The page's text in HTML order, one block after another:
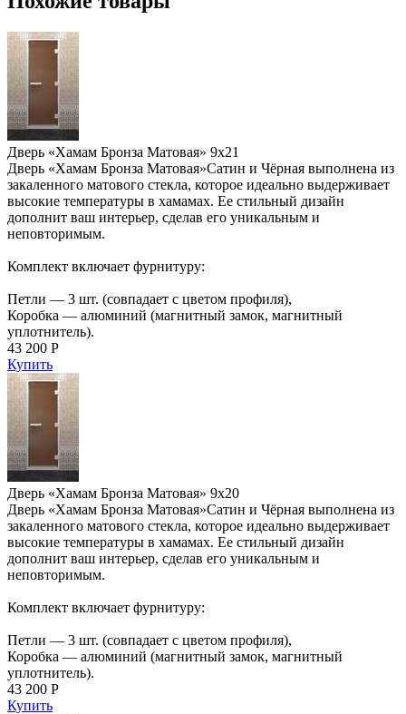
Дверь «Хамам Бронза Матовая» 9х21
Дверь «Хамам Бронза Матовая»Сатин и Чёрная выполнена из
закаленного матового стекла, которое идеально выдерживает
высокие температуры в хамамах. Ее стильный дизайн
дополнит ваш интерьер, сделав его уникальным и
неповторимым.
Комплект включает фурнитуру:
Петли — 3 шт. (совпадает с цветом профиля),
Коробка — алюминий (магнитный замок, магнитный
уплотнитель).
43 200 Р
Купить
Дверь «Хамам Бронза Матовая» 9х20
Дверь «Хамам Бронза Матовая»Сатин и Чёрная выполнена из
закаленного матового стекла, которое идеально выдерживает
высокие температуры в хамамах. Ее стильный дизайн
дополнит ваш интерьер, сделав его уникальным и
неповторимым.
Комплект включает фурнитуру:
Петли — 3 шт. (совпадает с цветом профиля),
Коробка — алюминий (магнитный замок, магнитный
уплотнитель).
43 200 Р
Купить